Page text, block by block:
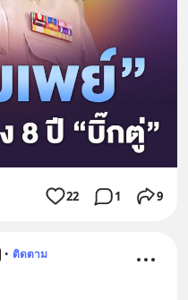
22 1 9
• ติดตาม